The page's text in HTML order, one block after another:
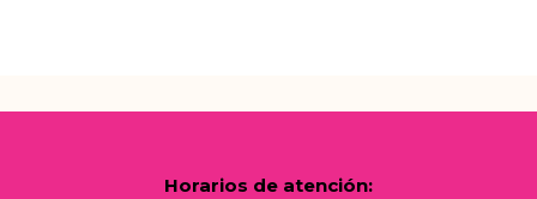
Horarios de atención: